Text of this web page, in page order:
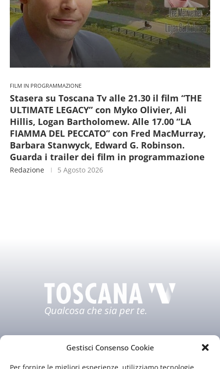
Gestisci Consenso Cookie
FILM IN PROGRAMMAZIONE
Stasera su Toscana Tv alle 21.30 il film “THE
ULTIMATE LEGACY” con Myko Olivier, Ali
Hillis, Logan Bartholomew. Alle 17.00 “LA
FIAMMA DEL PECCATO” con Fred MacMurray,
Barbara Stanwyck, Edward G. Robinson.
Guarda i trailer dei film in programmazione
Redazione 5 Agosto 2026
Qualcosa che sia per te.